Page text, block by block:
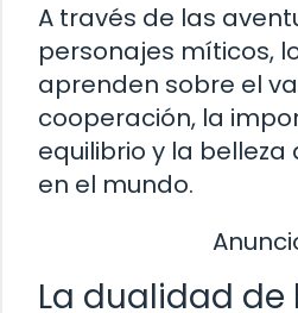
A través de las
personajes míticos,
aprenden sobre el
cooperación, la
equilibrio y la
en el mundo.
La dualidad de